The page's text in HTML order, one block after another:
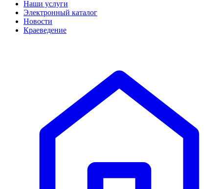
Наши услуги
Электронный каталог
Новости
Краеведение